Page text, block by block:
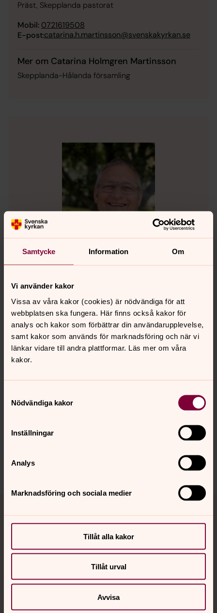
Samtycke Information Om
Vi använder kakor
Vissa av våra kakor (cookies) är nödvändiga för att
webbplatsen ska fungera. Här finns också kakor för
analys och kakor som förbättrar din användarupplevelse,
samt kakor som används för marknadsföring och när vi
länkar vidare till andra plattformar. Läs mer om våra
kakor.
Nödvändiga kakor
Inställningar
Analys
Marknadsföring och sociala medier
Tillåt alla kakor
Tillåt urval
Avvisa
Präst, Skepplanda pastorat
Mobil: 0721619508
E-post:catarina.h.martinsson@svenskakyrkan.se
Mer om Catarina Holmgren Martinsson
Skepplanda-Hålanda församling
Per-Martin Windt
Kyrkoherde, Skepplanda pastorat
Mobil:0721-619501 Växel:0721619501
E-post:
per-martin.windt@svenskakyrkan.se
Synpunkter eller frågor på sidans
skepplanda.pastorat@svenskakyrkan.se
Tillbaka till toppen
Tillbaka till innehållet
Kontakt
Kalender